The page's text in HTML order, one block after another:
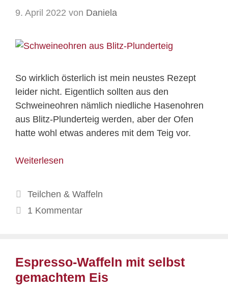
9. April 2022 von Daniela
So wirklich österlich ist mein neustes Rezept
leider nicht. Eigentlich sollten aus den
Schweineohren nämlich niedliche Hasenohren
aus Blitz-Plunderteig werden, aber der Ofen
hatte wohl etwas anderes mit dem Teig vor.
Weiterlesen
Kategorien
Teilchen & Waffeln
1 Kommentar
Espresso-Waffeln mit selbst
gemachtem Eis